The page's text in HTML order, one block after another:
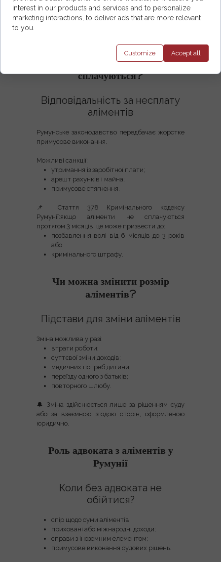
доходів обох батьків;
потреб дитини;
Що робити, якщо аліменти не
сплачуються?
Відповідальність за несплату
аліментів
Румунське законодавство передбачає жорстке
примусове виконання.
Можливі санкції:
утримання із заробітної плати;
арешт рахунків і майна;
примусове стягнення.
📌Стаття 378 Кримінального кодексу
Румунії:якщо аліменти не сплачуються
протягом 3 місяців, це може призвести до:
позбавлення волі від 6 місяців до 3 років
або
кримінального штрафу.
Чи можна змінити розмір
аліментів?
Підстави для зміни аліментів
Зміна можлива у разі:
втрати роботи;
суттєвої зміни доходів;
медичних потреб дитини;
переїзду одного з батьків;
повторного шлюбу.
🔔 Зміна здійснюєтьсялише за рішенням суду
або за взаємною згодою сторін, оформленою
юридично.
Роль адвоката з аліментів у
Румунії
Коли без адвоката не
обійтися?
спір щодо суми аліментів;
приховані або міжнародні доходи;
справи з іноземним елементом;
примусове виконання судових рішень.
interest in our products and services and to personalize
marketing interactions, to deliver ads that are more relevant
to you.
Customize Accept all